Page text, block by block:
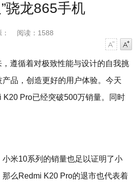
骁龙865手机
阅读：1588
遵循着对极致性能与设计的自我挑
品，创造更好的用户体验。今天
K20 Pro已经突破500万销量。同时
米10系列的销量也足以证明了小
么Redmi K20 Pro的退市也代表着